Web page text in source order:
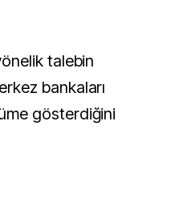
talebin
bankaları
gösterdiğini